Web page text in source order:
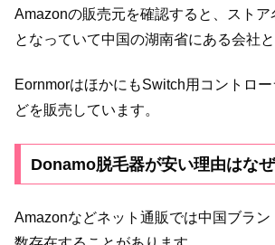
Amazonの販売元を確認すると、ストア
となっていて中国の湖南省にある会社と
EornmorはほかにもSwitch用コントロ
どを販売しています。
Donamo脱毛器が安い理由はなぜ
Amazonなどネット通販では中国ブラン